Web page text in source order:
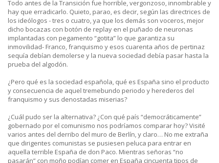
Todo antes de la Transición fue horrible, vergonzoso, innombrable y
hay que erradicarlo. Quieto, parao, es decir, según las directrices de
los ideólogos - tres o cuatro, ya que los demás son voceros, mejor
dicho bocazas con botón de replay en el puñado de neuronas
implantadas con pegamento “gotita” lo que garantiza su
inmovilidad- Franco, franquismo y esos cuarenta años de pertinaz
sequía debían demolerse y la nueva sociedad debía pasar hasta la
prueba del algodón.
¿Pero qué es la sociedad española, qué es España sino el producto
y consecuencia de aquel tremebundo periodo y herederos del
franquismo y sus denostadas miserias?
¿Cuál pudo ser la alternativa? ¿Con qué país “democráticamente”
gobernado por el comunismo nos podríamos comparar hoy? Visité
varios antes del derribo del muro de Berlín, y claro… No me extraña
que dirigentes comunistas se pusiesen peluca para entrar en
aquella terrible España de don Paco. Mientras señoras “no
pasarán” con moño podían comer en España cincuenta tipos de